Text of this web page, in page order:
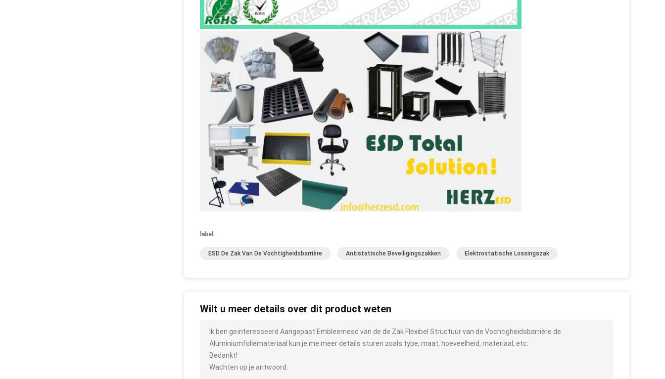
label:
ESD De Zak Van De Vochtigheidsbarrière Antistatische Beveiligingszakken Elektrostatische Lossingszak
Wilt u meer details over dit product weten
Ik ben geïnteresseerd Aangepast Embleemesd van de de Zak Flexibel Structuur van de Vochtigheidsbarrière de
Aluminiumfoliemateriaal kun je me meer details sturen zoals type, maat, hoeveelheid, materiaal, etc.
Bedankt!
Wachten op je antwoord.